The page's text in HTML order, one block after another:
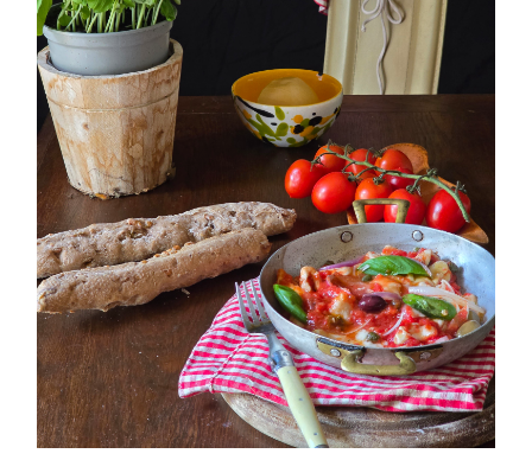
PETTI DI POLLO ALLA PIZZAIOLA